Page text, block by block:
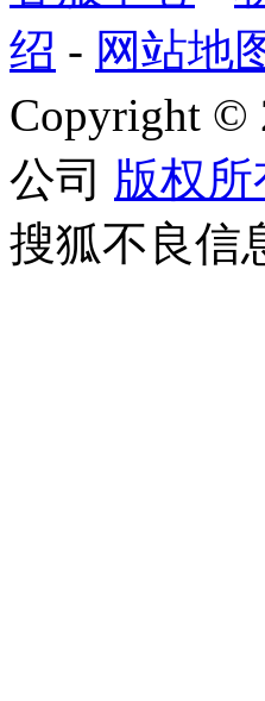
绍 - 网站地
Copyright ©
公司 版权所
搜狐不良信